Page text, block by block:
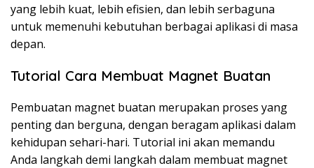
yang lebih kuat, lebih efisien, dan lebih serbaguna
untuk memenuhi kebutuhan berbagai aplikasi di masa
depan.
Tutorial Cara Membuat Magnet Buatan
Pembuatan magnet buatan merupakan proses yang
penting dan berguna, dengan beragam aplikasi dalam
kehidupan sehari-hari. Tutorial ini akan memandu
Anda langkah demi langkah dalam membuat magnet